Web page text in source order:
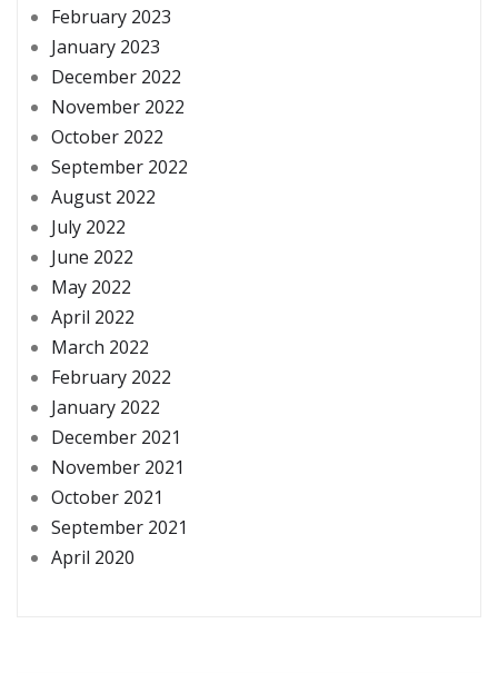
February 2023
January 2023
December 2022
November 2022
October 2022
September 2022
August 2022
July 2022
June 2022
May 2022
April 2022
March 2022
February 2022
January 2022
December 2021
November 2021
October 2021
September 2021
April 2020